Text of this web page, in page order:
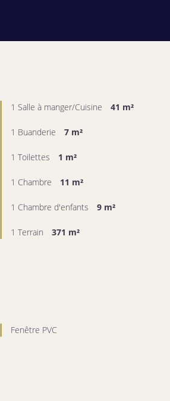
1 Salle à manger/Cuisine 41 m²
1 Buanderie 7 m²
1 Toilettes 1 m²
1 Chambre 11 m²
1 Chambre d'enfants 9 m²
1 Terrain 371 m²
Fenêtre PVC